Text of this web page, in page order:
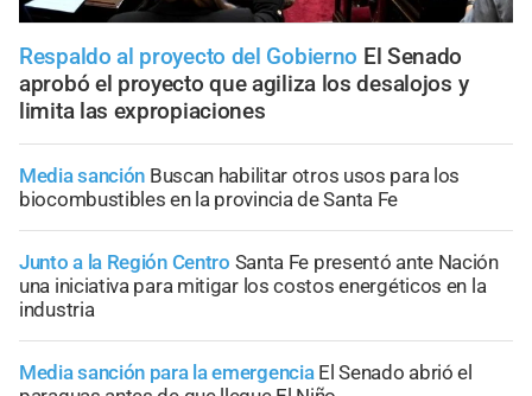
Respaldo al proyecto del Gobierno El Senado
aprobó el proyecto que agiliza los desalojos y
limita las expropiaciones
Media sanción Buscan habilitar otros usos para los
biocombustibles en la provincia de Santa Fe
Junto a la Región Centro Santa Fe presentó ante Nación
una iniciativa para mitigar los costos energéticos en la
industria
Media sanción para la emergencia El Senado abrió el